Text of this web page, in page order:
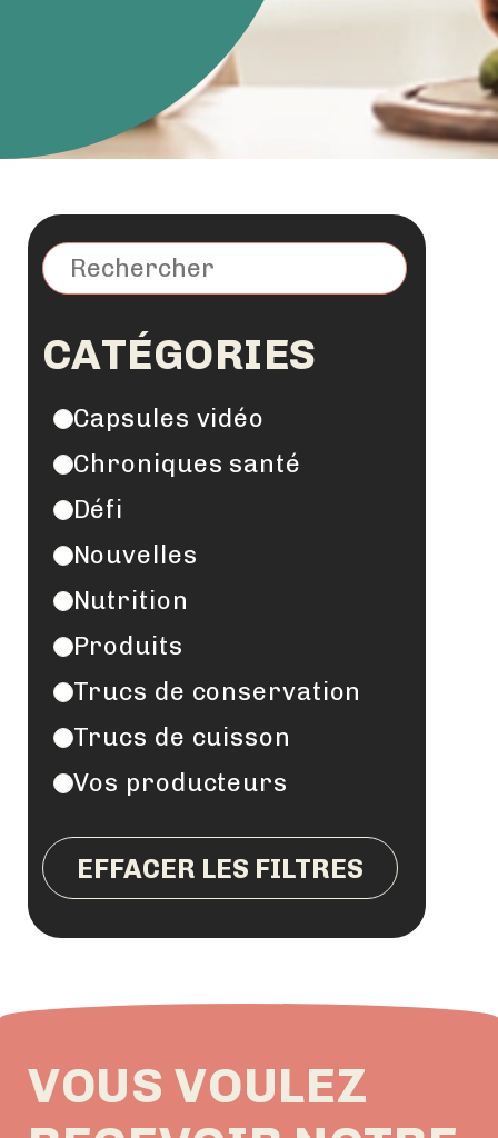
CATÉGORIES
Capsules vidéo
Chroniques santé
Défi
Nouvelles
Nutrition
Produits
Trucs de conservation
Trucs de cuisson
Vos producteurs
EFFACER LES FILTRES
VOUS VOULEZ